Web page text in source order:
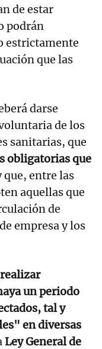
de estar
podrán
estrictamente
que las
darse
de los
sanitarias, que
obligatorias que
que, entre las
aquellas que
de
empresa y los
un periodo
tal y
en diversas
Ley General de